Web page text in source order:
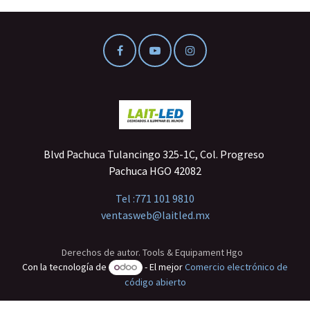
Blvd Pachuca Tulancingo 325-1C, Col. Progreso
Pachuca HGO 42082
Tel :771 101 9810
ventasweb@laitled.mx
Derechos de autor. Tools & Equipament Hgo
Con la tecnología de
- El mejorComercio electrónico de
código abierto